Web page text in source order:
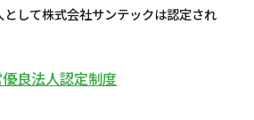
して株式会社サンテックは認定され
良法人認定制度